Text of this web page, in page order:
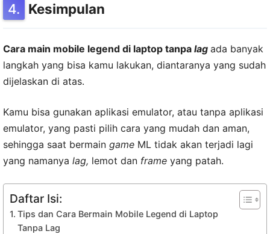
Kesimpulan
Cara main mobile legend di laptop tanpa lag ada banyak
langkah yang bisa kamu lakukan, diantaranya yang sudah
dijelaskan di atas.
Kamu bisa gunakan aplikasi emulator, atau tanpa aplikasi
emulator, yang pasti pilih cara yang mudah dan aman,
sehingga saat bermain game ML tidak akan terjadi lagi
yang namanya lag, lemot dan frame yang patah.
Daftar Isi:
Tips dan Cara Bermain Mobile Legend di Laptop
Tanpa Lag